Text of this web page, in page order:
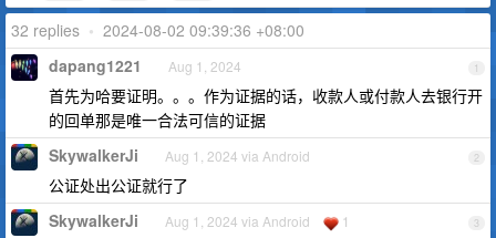
32 replies • 2024-08-02 09:39:36 +08:00
1
dapang1221 Aug 1, 2024
首先为哈要证明。。。作为证据的话，收款人或付款人去银行开
的回单那是唯一合法可信的证据
2
SkywalkerJi Aug 1, 2024 via Android
公证处出公证就行了
3
SkywalkerJi Aug 1, 2024 via Android 1